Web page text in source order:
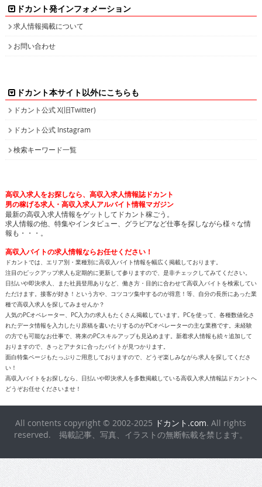
ドカント発インフォメーション
求人情報掲載について
お問い合わせ
ドカント本サイト以外にこちらも
ドカント公式 X(旧Twitter)
ドカント公式 Instagram
検索キーワード一覧
高収入求人をお探しなら、高収入求人情報誌ドカント
男の稼げる求人・高収入求人アルバイト情報マガジン
最新の高収入求人情報をゲットしてドカント稼ごう。
求人情報の他、特集やインタビュー、グラビアなど仕事を探しながら様々な情
報も・・・。
高収入バイトの求人情報ならお任せください！
ドカントでは、エリア別・業種別に高収入バイト情報を幅広く掲載しております。
注目のピックアップ求人も定期的に更新して参りますので、是非チェックしてみてください。
日払いや即決求人、また社員登用ありなど、働き方・目的に合わせて高収入バイトを検索してい
ただけます。接客が好き！という方や、コツコツ集中するのが得意！等、自分の長所にあった業
種で高収入求人を探してみませんか？
人気のPCオペレーター、PC入力の求人もたくさん掲載しています。PCを使って、各種数値化さ
れたデータ情報を入力したり原稿を書いたりするのがPCオペレーターの主な業務です。未経験
の方でも可能なお仕事で、将来のPCスキルアップも見込めます。新着求人情報も続々追加して
おりますので、きっとアナタに合ったバイトが見つかります。
面白特集ページもたっぷりご用意しておりますので、どうぞ楽しみながら求人を探してくださ
い！
高収入バイトをお探しなら、日払いや即決求人を多数掲載している高収入求人情報誌ドカントへ
どうぞお任せくださいませ！
All contents copyright © 2002-2025 ドカント.com. All rights
reserved. 掲載記事、写真、イラストの無断転載を禁じます。